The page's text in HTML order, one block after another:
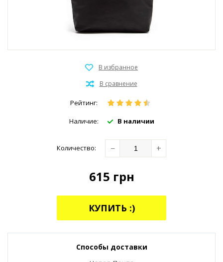
Рейтинг:
Наличие: В наличии
Количество: − +
615 грн
КУПИТЬ :)
Способы доставки